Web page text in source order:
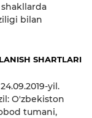
bilan
SHARTLARI
yil.
O'zbekiston
tumani,